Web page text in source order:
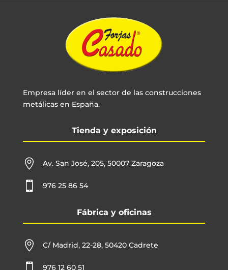
Empresa líder en el sector de las construcciones
metálicas en España.
Tienda y exposición
 Av. San José, 205, 50007 Zaragoza
 976 25 86 54
Fábrica y oficinas
 C/ Madrid, 22-28, 50420 Cadrete
 976 12 60 51